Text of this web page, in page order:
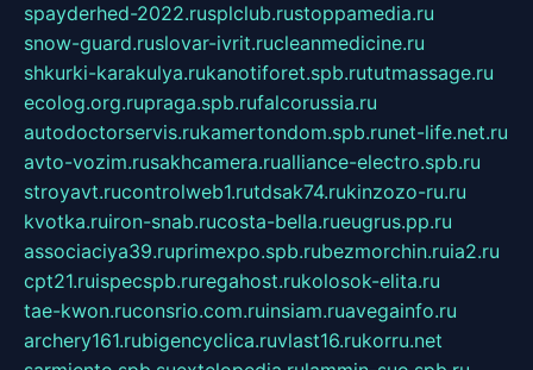
spayderhed-2022.rusplclub.rustoppamedia.ru
snow-guard.ruslovar-ivrit.rucleanmedicine.ru
shkurki-karakulya.rukanotiforet.spb.rututmassage.ru
ecolog.org.rupraga.spb.rufalcorussia.ru
autodoctorservis.rukamertondom.spb.runet-life.net.ru
avto-vozim.rusakhcamera.rualliance-electro.spb.ru
stroyavt.rucontrolweb1.rutdsak74.rukinzozo-ru.ru
kvotka.ruiron-snab.rucosta-bella.rueugrus.pp.ru
associaciya39.ruprimexpo.spb.rubezmorchin.ruia2.ru
cpt21.ruispecspb.ruregahost.rukolosok-elita.ru
tae-kwon.ruconsrio.com.ruinsiam.ruavegainfo.ru
archery161.rubigencyclica.ruvlast16.rukorru.net